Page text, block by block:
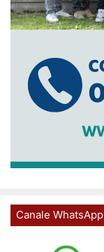
Canale WhatsApp